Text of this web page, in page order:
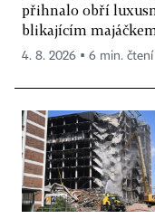
přihnalo obří
blikajícím
4. 8. 2026 ▪ 6 min. čtení